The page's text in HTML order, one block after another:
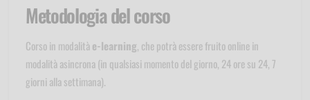
Metodologia del corso
Corso in modalità e-learning, che potrà essere fruito online in
modalità asincrona (in qualsiasi momento del giorno, 24 ore su 24, 7
giorni alla settimana).